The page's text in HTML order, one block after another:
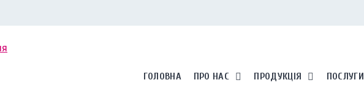
ГОЛОВНА ПРО НАС ПРОДУКЦІЯ ПОСЛУГИ